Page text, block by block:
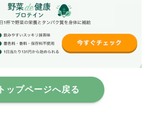
トップページへ戻る